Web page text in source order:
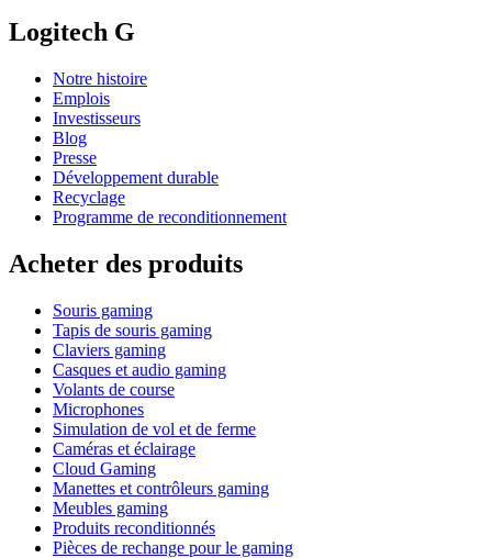
Logitech G
Notre histoire
Emplois
Investisseurs
Blog
Presse
Développement durable
Recyclage
Programme de reconditionnement
Acheter des produits
Souris gaming
Tapis de souris gaming
Claviers gaming
Casques et audio gaming
Volants de course
Microphones
Simulation de vol et de ferme
Caméras et éclairage
Cloud Gaming
Manettes et contrôleurs gaming
Meubles gaming
Produits reconditionnés
Pièces de rechange pour le gaming